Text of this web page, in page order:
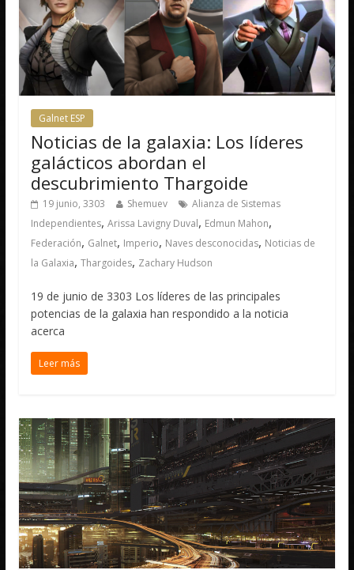
Galnet ESP
Noticias de la galaxia: Los líderes
galácticos abordan el
descubrimiento Thargoide
19 junio, 3303 Shemuev
Alianza de Sistemas
Independientes,Arissa Lavigny Duval, Edmun Mahon,
Federación, Galnet, Imperio, Naves desconocidas, Noticias de
la Galaxia,Thargoides, Zachary Hudson
19 de junio de 3303 Los líderes de las principales
potencias de la galaxia han respondido a la noticia
acerca
Leer más